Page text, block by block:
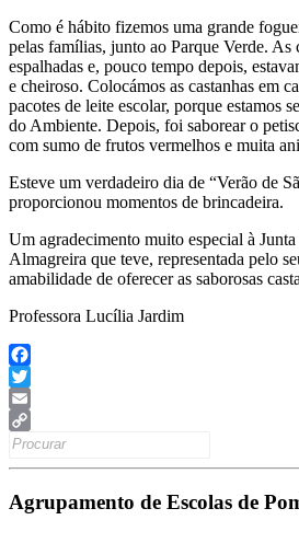
Como é hábito fizemos uma grande
pelas famílias, junto ao Parque Verde. As
espalhadas e, pouco tempo depois,
e cheiroso. Colocámos as castanhas em
pacotes de leite escolar, porque estamos
do Ambiente. Depois, foi saborear o
com sumo de frutos vermelhos e muita
Esteve um verdadeiro dia de “Verão de
proporcionou momentos de brincadeira.
Um agradecimento muito especial à
Almagreira que teve, representada pelo
amabilidade de oferecer as saborosas
Professora Lucília Jardim
Facebook
Twitter
Email
Copy
Link
Search
Agrupamento de Escolas de